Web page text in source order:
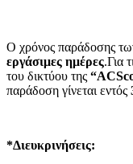
Ο χρόνος παράδοσης
εργάσιμες ημέρες.Για
του δικτύου της “
παράδοση γίνεται εντός
*Διευκρινήσεις: